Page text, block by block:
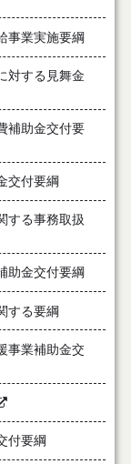
事業実施要綱
対する見舞金
補助金交付要
交付要綱
する事務取扱
助金交付要綱
する要綱
事業補助金交
付要綱